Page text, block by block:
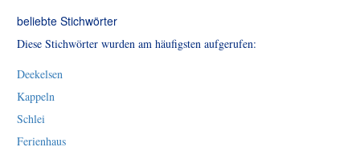
beliebte Stichwörter
Diese Stichwörter wurden am häufigsten aufgerufen:
Deekelsen
Kappeln
Schlei
Ferienhaus